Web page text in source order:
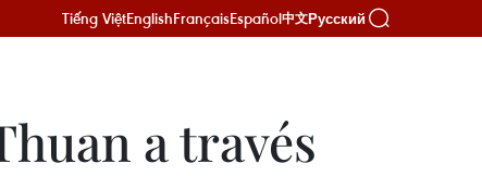
Tiếng ViệtEnglishFrançaisEspañol中文Русский
a través